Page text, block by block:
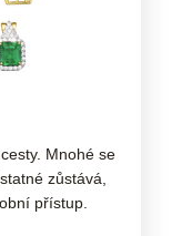
Mnohé se
zůstává,
přístup.